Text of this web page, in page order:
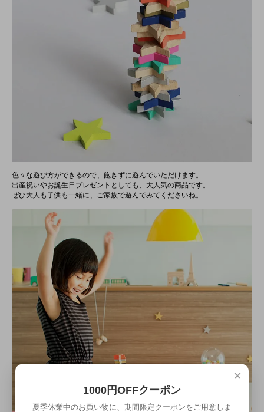
色々な遊び方ができるので、飽きずに遊んでいただけます。
出産祝いやお誕生日プレゼントとしても、大人気の商品です。
ぜひ大人も子供も一緒に、ご家族で遊んでみてくださいね。
×
1000円OFFクーポン
夏季休業中のお買い物に、期間限定クーポンをご用意しま